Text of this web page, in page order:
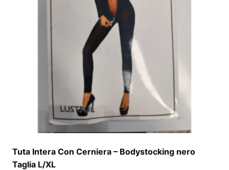
Tuta Intera Con Cerniera – Bodystocking nero
Taglia L/XL